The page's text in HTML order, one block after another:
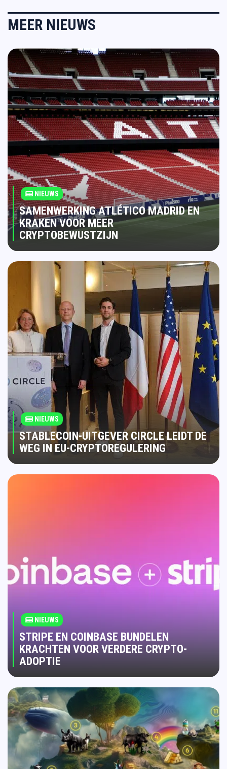
MEER NIEUWS
NIEUWS
SAMENWERKING ATLÉTICO MADRID EN
KRAKEN VOOR MEER
CRYPTOBEWUSTZIJN
NIEUWS
STABLECOIN-UITGEVER CIRCLE LEIDT DE
WEG IN EU-CRYPTOREGULERING
NIEUWS
STRIPE EN COINBASE BUNDELEN
KRACHTEN VOOR VERDERE CRYPTO-
ADOPTIE